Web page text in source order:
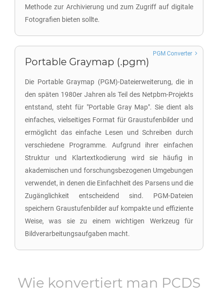
Methode zur Archivierung und zum Zugriff auf digitale
Fotografien bieten sollte.
Portable Graymap (.pgm)
Die Portable Graymap (PGM)-Dateierweiterung, die in
den späten 1980er Jahren als Teil des Netpbm-Projekts
entstand, steht für "Portable Gray Map". Sie dient als
einfaches, vielseitiges Format für Graustufenbilder und
ermöglicht das einfache Lesen und Schreiben durch
verschiedene Programme. Aufgrund ihrer einfachen
Struktur und Klartextkodierung wird sie häufig in
akademischen und forschungsbezogenen Umgebungen
verwendet, in denen die Einfachheit des Parsens und die
Zugänglichkeit entscheidend sind. PGM-Dateien
speichern Graustufenbilder auf kompakte und effiziente
Weise, was sie zu einem wichtigen Werkzeug für
Bildverarbeitungsaufgaben macht.
PGM Converter
Wie konvertiert man PCDS